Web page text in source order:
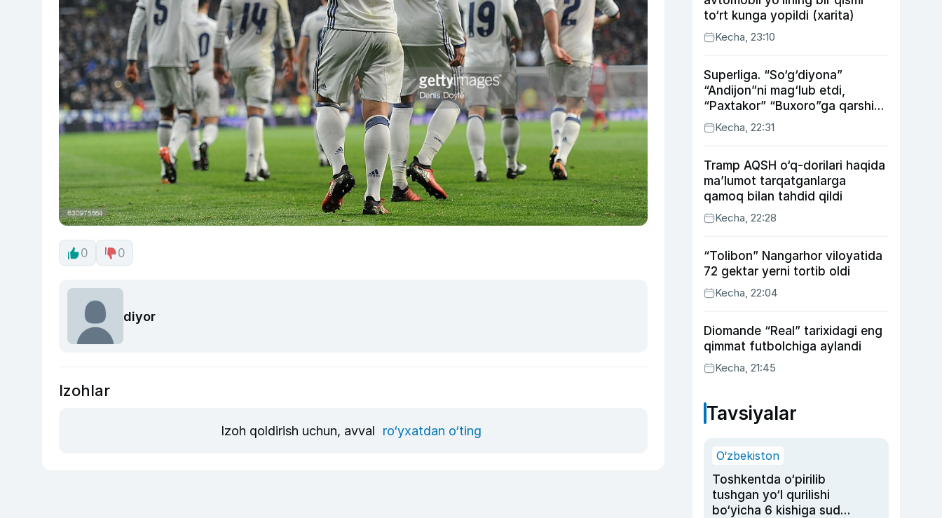
0 0
diyor
Izohlar
Izoh qoldirish uchun, avval ro‘yxatdan o‘ting
to‘rt kunga yopildi (xarita)
Kecha, 23:10
Superliga. “So‘g‘diyona”
“Andijon”ni mag‘lub etdi,
“Paxtakor” “Buxoro”ga qarshi
bahsda g‘alabani qo‘ldan
chiqardi
Kecha, 22:31
Tramp AQSH o‘q-dorilari haqida
ma’lumot tarqatganlarga
qamoq bilan tahdid qildi
Kecha, 22:28
“Tolibon” Nangarhor viloyatida
72 gektar yerni tortib oldi
Kecha, 22:04
Diomande “Real” tarixidagi eng
qimmat futbolchiga aylandi
Kecha, 21:45
Tavsiyalar
O‘zbekiston
Toshkentda o‘pirilib
tushgan yo‘l qurilishi
bo‘yicha 6 kishiga sud